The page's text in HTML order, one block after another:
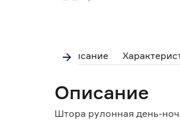
Описание
Описание
Штора рулонная день-